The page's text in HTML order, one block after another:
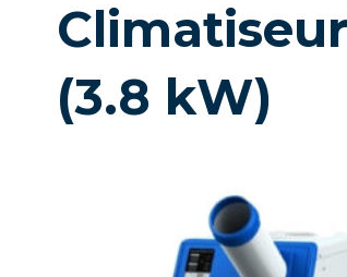
(3.8 kW)